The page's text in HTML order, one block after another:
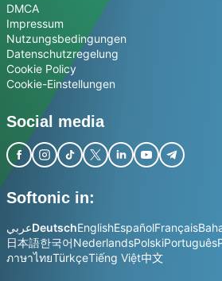
DMCA
Impressum
Nutzungsbedingungen
Datenschutzregelung
Cookie Policy
Cookie-Einstellungen
Social media
Softonic in:
عربيDeutschEnglishEspañolFrançais
日本語한국어NederlandsPolskiPortuguês
ภาษาไทยTürkçeTiếng Việt中文